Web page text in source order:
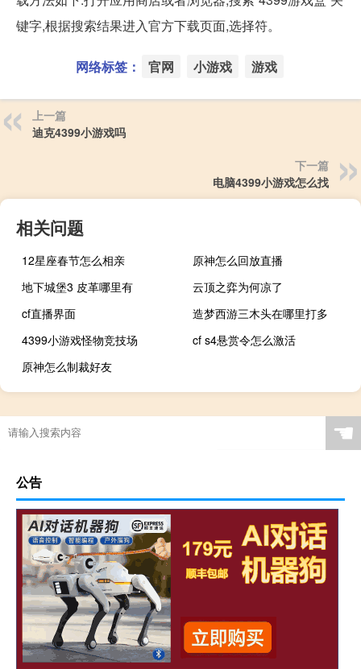
键字,根据搜索结果进入官方下载页面,选择符。
网络标签： 官网 小游戏 游戏
上一篇
迪克4399小游戏吗
下一篇
电脑4399小游戏怎么找
相关问题
12星座春节怎么相亲
原神怎么回放直播
地下城堡3 皮革哪里有
云顶之弈为何凉了
cf直播界面
造梦西游三木头在哪里打多
4399小游戏怪物竞技场
cf s4悬赏令怎么激活
原神怎么制裁好友
☚
公告